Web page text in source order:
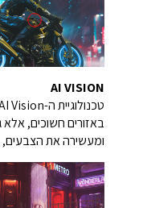
AI VISION
באזורים חשוכים,
ומעשירה את הצבעים,